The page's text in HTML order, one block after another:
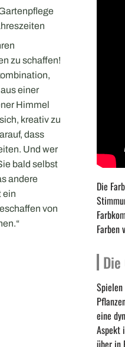
zu schaffen!
einer
Himmel
kreativ zu
dass
Und wer
bald selbst
andere
ein
von
Die
Farben
eine
Aspekt
über in